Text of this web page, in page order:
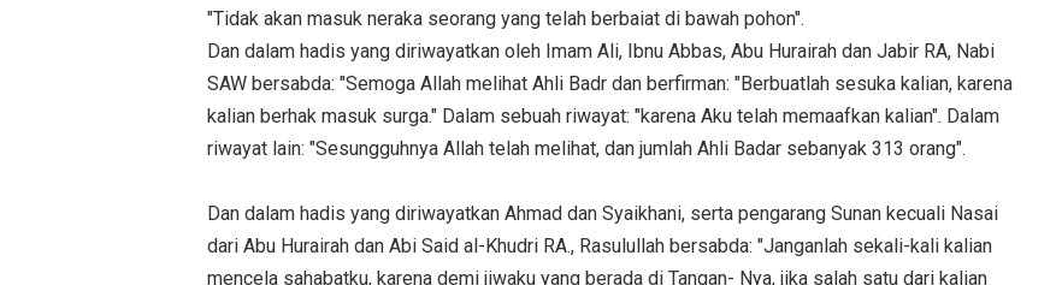
"Tidak akan masuk neraka seorang yang telah berbaiat di bawah pohon".
Dan dalam hadis yang diriwayatkan oleh Imam Ali, Ibnu Abbas, Abu Hurairah dan Jabir RA, Nabi
SAW bersabda: "Semoga Allah melihat Ahli Badr dan berfirman: "Berbuatlah sesuka kalian, karena
kalian berhak masuk surga." Dalam sebuah riwayat: "karena Aku telah memaafkan kalian". Dalam
riwayat lain: "Sesungguhnya Allah telah melihat, dan jumlah Ahli Badar sebanyak 313 orang".
Dan dalam hadis yang diriwayatkan Ahmad dan Syaikhani, serta pengarang Sunan kecuali Nasai
dari Abu Hurairah dan Abi Said al-Khudri RA., Rasulullah bersabda: "Janganlah sekali-kali kalian
mencela sahabatku, karena demi jiwaku yang berada di Tangan- Nya, jika salah satu dari kalian